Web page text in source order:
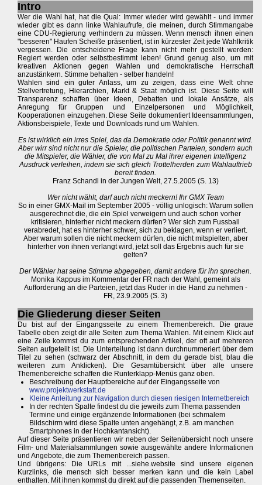
Intro
Wer die Wahl hat, hat die Qual: Immer wieder wird gewählt - und immer
wieder gibt es dann linke Wahlaufrufe, die meinen, durch Stimmangabe
eine CDU-Regierung verhindern zu müssen. Wenn mensch ihnen einen
"besseren" Haufen Scheiße präsentiert, ist in kürzester Zeit jede Wahlkritik
vergessen. Die entscheidene Frage kann nicht mehr gestellt werden:
Regiert werden oder selbstbestimmt leben! Grund genug also, um mit
kreativen Aktionen gegen Wahlen und demokratische Herrschaft
anzustänkern. Stimme behalten - selber handeln!
Wahlen sind ein guter Anlass, um zu zeigen, dass eine Welt ohne
Stellvertretung, Hierarchien, Markt & Staat möglich ist. Diese Seite will
Transparenz schaffen über Ideen, Debatten und lokale Ansätze, als
Anregung für Gruppen und Einzelpersonen und Möglichkeit,
Kooperationen einzugehen. Diese Seite dokumentiert Ideensammlungen,
Aktionsbeispiele, Texte und Downloads rund um Wahlen.
Es ist wirklich ein irres Spiel, das da Demokratie oder Politik genannt wird.
Aber wirr sind nicht nur die Spieler, die politischen Parteien, sondern auch
die Mitspieler, die Wähler, die von Mal zu Mal ihrer eigenen Intelligenz
Ausdruck verleihen, indem sie sich gleich Trottelherden zum Wahlauftrieb
bereit finden.
Franz Schandl in der Jungen Welt, 27.5.2005 (S. 13)
Wer nicht wählt, darf auch nicht meckern! Ihr GMX Team
So in einer GMX-Mail im September 2005 - völlig unlogisch: Warum sollen
ausgerechnet die, die ein Spiel verweigern und auch schon vorher
kritisieren, hinterher nicht meckern dürfen? Wer sich zum Fussball
verabredet, hat es hinterher schwer, sich zu beklagen, wenn er verliert.
Aber warum sollen die nicht meckern dürfen, die nicht mitspielten, aber
hinterher von ihnen verlangt wird, jetzt soll das Ergebnis auch für sie
gelten?
Der Wähler hat seine Stimme abgegeben, damit andere für ihn sprechen.
Monika Kappus im Kommentar der FR nach der Wahl, gemeint als
Aufforderung an die Parteien, jetzt das Ruder in die Hand zu nehmen -
FR, 23.9.2005 (S. 3)
Die Gliederung dieser Seiten
Du bist auf der Eingangsseite zu einem Themenbereich. Die graue
Tabelle oben zeigt dir alle Seiten zum Thema Wahlen. Mit einem Klick auf
eine Zeile kommst du zum entsprechenden Artikel, der oft auf mehreren
Seiten aufgeteilt ist. Die Unterteilung ist dann durchnummeriert über dem
Titel zu sehen (schwarz der Abschnitt, in dem du gerade bist, blau die
weiteren zum Anklicken). Die Gesamtübersicht über alle unsere
Themenbereiche schaffen die Runterklapp-Menüs ganz oben.
Beschreibung der Hauptbereiche auf der Eingangsseite von
www.projektwerkstatt.de
Kleine Anleitung zur Navigation durch diesen riesigen Internetbereich
In der rechten Spalte findest du die jeweils zum Thema passenden
Termine und einige ergänzende Informationen (bei schmalem
Bildschirm wird diese Spalte unten angehängt, z.B. am manchen
Smartphones in der Hochkantansicht).
Auf dieser Seite präsentieren wir neben der Seitenübersicht noch unsere
Film- und Materialsammlungen sowie ausgewählte andere Informationen
und Angebote, die zum Themenbereich passen.
Und übrigens: Die URLs mit ...siehe.website sind unsere eigenen
Kurzlinks, die mensch sich besser merken kann und die kein Label
enthalten. Mit ihnen kommst du direkt auf die passenden Themenseiten.